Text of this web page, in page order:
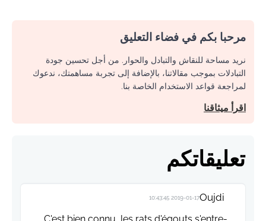
مرحبا بكم في فضاء التعليق
نريد مساحة للنقاش والتبادل والحوار. من أجل تحسين جودة
التبادلات بموجب مقالاتنا، بالإضافة إلى تجربة مساهمتك، ندعوك
لمراجعة قواعد الاستخدام الخاصة بنا.
اقرأ ميثاقنا
تعليقاتكم
Oujdi
2019-01-17 10:43:45